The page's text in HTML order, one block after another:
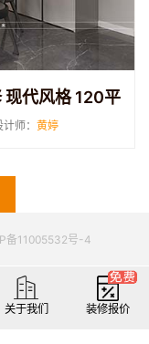
现代风格 120平
师： 黄婷
备11005532号-4
关于我们 装修报价